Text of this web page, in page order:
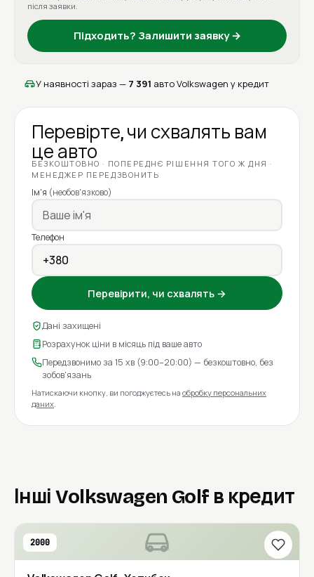
після заявки.
Підходить? Залишити заявку →
У наявності зараз — 7 391 авто Volkswagen у кредит
Перевірте, чи схвалять вам
це авто
БЕЗКОШТОВНО · ПОПЕРЕДНЄ РІШЕННЯ ТОГО Ж ДНЯ ·
МЕНЕДЖЕР ПЕРЕДЗВОНИТЬ
Ім'я (необов'язково)
Телефон
Перевірити, чи схвалять →
Дані захищені
Розрахунок ціни в місяць під ваше авто
Передзвонимо за 15 хв (9:00–20:00) — безкоштовно, без
зобов'язань
Натискаючи кнопку, ви погоджуєтесь на обробку персональних
даних.
Інші Volkswagen Golf в кредит
2000